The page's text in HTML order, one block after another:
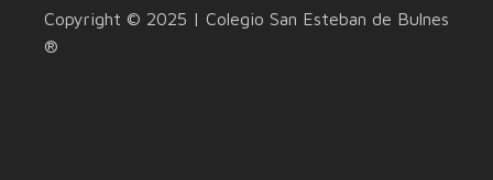
Copyright © 2025 | Colegio San Esteban de Bulnes
®